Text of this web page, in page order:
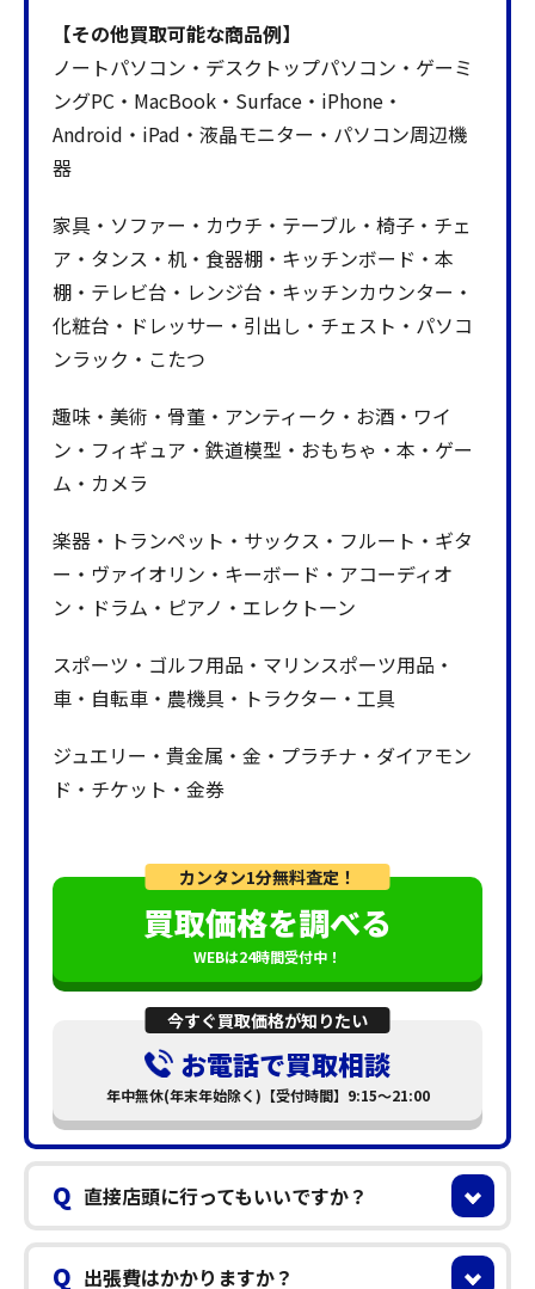
【その他買取可能な商品例】
ノートパソコン・デスクトップパソコン・ゲーミ
ングPC・MacBook・Surface・iPhone・
Android・iPad・液晶モニター・パソコン周辺機
器
家具・ソファー・カウチ・テーブル・椅子・チェ
ア・タンス・机・食器棚・キッチンボード・本
棚・テレビ台・レンジ台・キッチンカウンター・
化粧台・ドレッサー・引出し・チェスト・パソコ
ンラック・こたつ
趣味・美術・骨董・アンティーク・お酒・ワイ
ン・フィギュア・鉄道模型・おもちゃ・本・ゲー
ム・カメラ
楽器・トランペット・サックス・フルート・ギタ
ー・ヴァイオリン・キーボード・アコーディオ
ン・ドラム・ピアノ・エレクトーン
スポーツ・ゴルフ用品・マリンスポーツ用品・
車・自転車・農機具・トラクター・工具
ジュエリー・貴金属・金・プラチナ・ダイアモン
ド・チケット・金券
カンタン1分無料査定！
買取価格を調べる
WEBは24時間受付中！
今すぐ買取価格が知りたい
お電話で買取相談
年中無休(年末年始除く)【受付時間】9:15～21:00
Q 直接店頭に行ってもいいですか？
Q 出張費はかかりますか？